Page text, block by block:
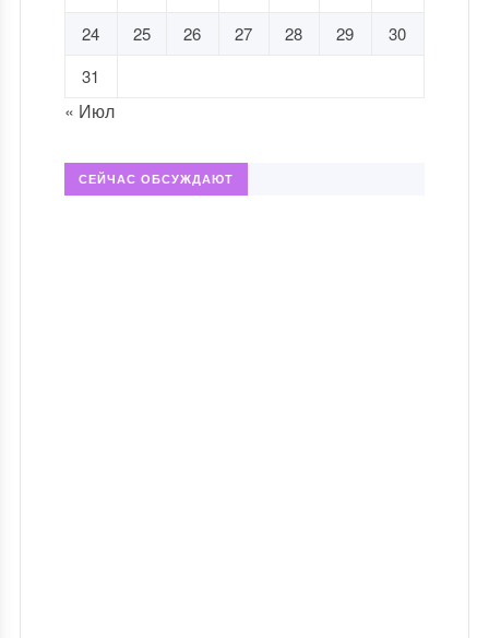
24
25 26 27 28 29
30
31
« Июл
СЕЙЧАС ОБСУЖДАЮТ